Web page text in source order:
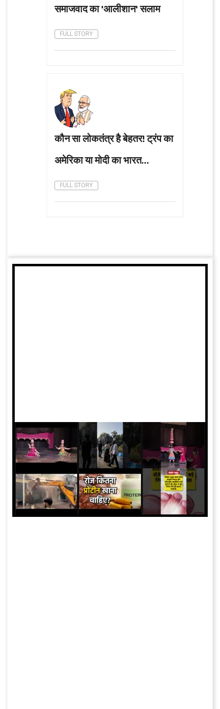
समाजवाद का 'आलीशान' सलाम
FULL STORY
कौन सा लोकतंत्र है बेहतर! ट्रंप का
अमेरिका या मोदी का भारत…
FULL STORY